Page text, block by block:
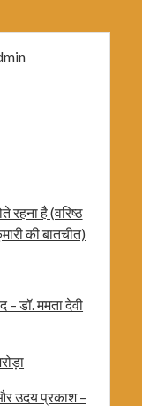
रहना है (वरिष्ठ
की बातचीत)
– डॉ. ममता देवी
उदय प्रकाश –